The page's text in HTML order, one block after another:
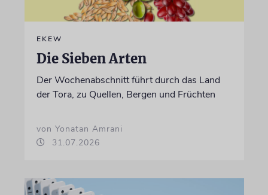
EKEW
Die Sieben Arten
Der Wochenabschnitt führt durch das Land
der Tora, zu Quellen, Bergen und Früchten
von Yonatan Amrani
31.07.2026